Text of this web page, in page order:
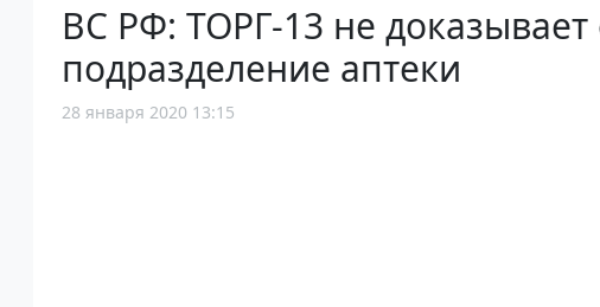
ВС РФ: ТОРГ-13 не
подразделение аптеки
28 января 2020 13:15